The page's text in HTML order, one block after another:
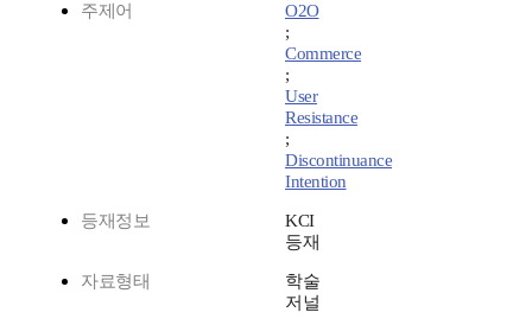
주제어
O2O
;
Commerce
;
User
Resistance
;
Discontinuance
Intention
등재정보
KCI
등재
자료형태
학술
저널